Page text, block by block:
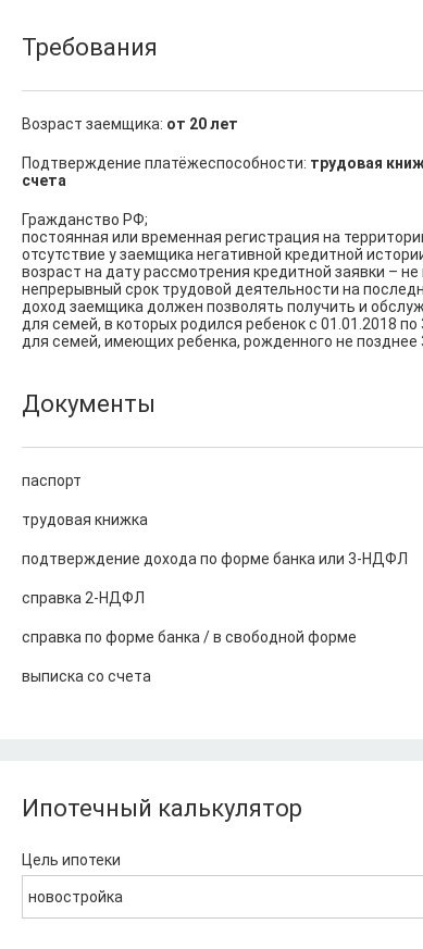
Требования
Возраст заемщика: от 20 лет
Подтверждение платёжеспособности: трудовая
счета
Гражданство РФ;
постоянная или временная регистрация на
отсутствие у заемщика негативной кредитной
возраст на дату рассмотрения кредитной заявки –
непрерывный срок трудовой деятельности на
доход заемщика должен позволять получить и
для семей, в которых родился ребенок с 01.01.2018 по
для семей, имеющих ребенка, рожденного не позднее
Документы
паспорт
трудовая книжка
подтверждение дохода по форме банка или 3-НДФЛ
справка 2-НДФЛ
справка по форме банка / в свободной форме
выписка со счета
Ипотечный калькулятор
Цель ипотеки
новостройка